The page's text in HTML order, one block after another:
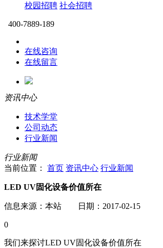
校园招聘 社会招聘
400-7889-189
在线咨询
在线留言
资讯中心
技术学堂
公司动态
行业新闻
行业新闻
当前位置：
首页 资讯中心 行业新闻
LED UV固化设备价值所在
信息来源：本站 日期：2017-02-15
0
我们来探讨LED UV固化设备价值所在